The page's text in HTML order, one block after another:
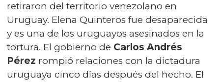
retiraron del territorio venezolano en
Uruguay. Elena Quinteros fue desaparecida
y es una de los uruguayos asesinados en la
tortura. El gobierno de Carlos Andrés
Pérez rompió relaciones con la dictadura
uruguaya cinco días después del hecho. El